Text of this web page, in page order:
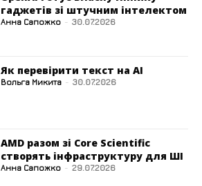
гаджетів зі штучним інтелектом
Анна Сапожко - 30.07.2026
Як перевірити текст на AI
Вольга Микита - 30.07.2026
AMD разом зі Core Scientific
створять інфраструктуру для ШІ
Анна Сапожко - 29.07.2026